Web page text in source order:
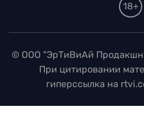
18+
© ООО "ЭрТиВиАй
При цитировании
гиперссылка на